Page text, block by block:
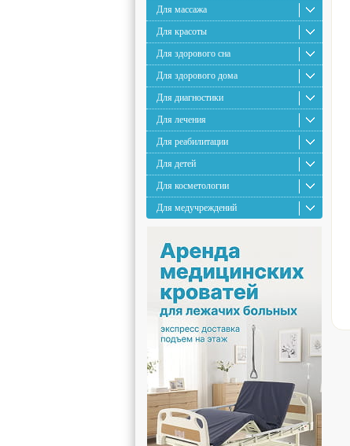
Для массажа
Для красоты
Для здорового сна
Для здорового дома
Для диагностики
Для лечения
Для реабилитации
Для детей
Для косметологии
Для медучреждений